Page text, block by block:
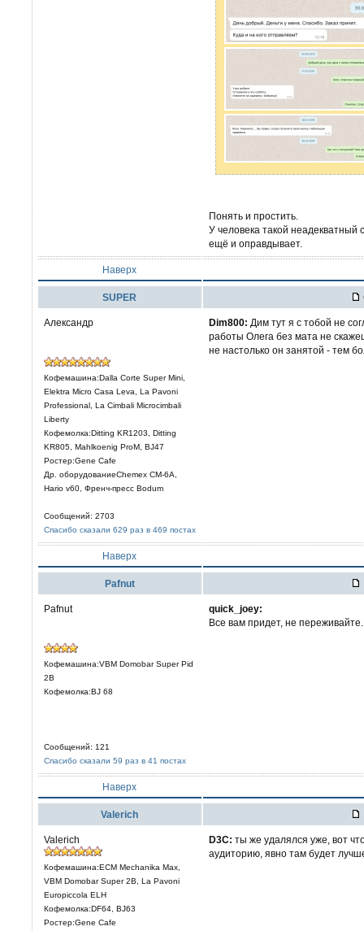
Понять и простить.
У человека такой неадекватный
ещё и оправдывает.
Наверх
SUPER
Александр
Кофемашина:Dalla Corte Super Mini,
Elektra Micro Casa Leva, La Pavoni
Professional, La Cimbali Microcimbali
Liberty
Кофемолка:Ditting KR1203, Ditting
KR805, Mahlkoenig ProM, BJ47
Ростер:Gene Cafe
Др. оборудованиеChemex CM-6A,
Hario v60, Френч-пресс Bodum
Сообщений: 2703
Спасибо сказали 629 раз в 469 постах
Dim800: Дим тут я с тобой не
работы Олега без мата не
не настолько он занятой - тем
Наверх
Pafnut
Pafnut
Кофемашина:VBM Domobar Super Pid
2B
Кофемолка:BJ 68
Сообщений: 121
Спасибо сказали 59 раз в 41 постах
quick_joey:
Все вам придет, не переживайте.
Наверх
Valerich
Valerich
Кофемашина:ECM Mechanika Max,
VBM Domobar Super 2B, La Pavoni
Europiccola ELH
Кофемолка:DF64, BJ63
Ростер:Gene Cafe
D3C: ты же удалялся уже, вот
аудиторию, явно там будет